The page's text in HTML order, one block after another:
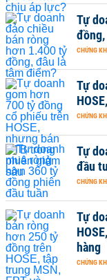
Tự
CHỨNG
Tự
CHỨNG
Tự
đầu
CHỨNG
Tự
hàng
CHỨNG